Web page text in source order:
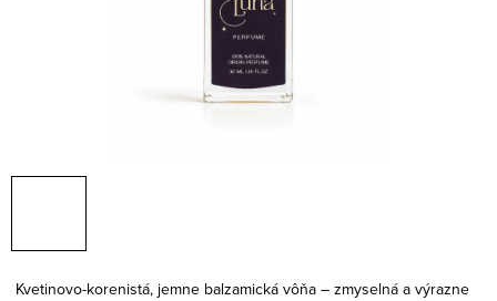
Kvetinovo-korenistá, jemne balzamická vôňa – zmyselná a výrazne